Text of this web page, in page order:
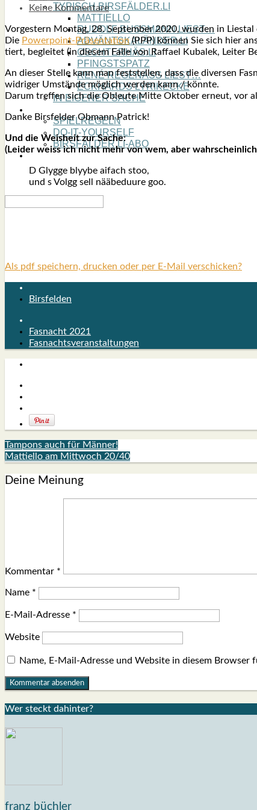
TYPISCH BIRSFÄLDER.LI
MATTIELLO
RUDOLF BUSS­MANN LIEST…
ADVÄNTSKALÄNDER.LI
OSCHTERHÄS.LI
PFINGST­SPATZ
RENÉ REGEN­ASS LIEST…
ECK­HARDS LYRIK­ECKE
IN EIGE­NER SACHE
SPIEL­RE­GELN
DO-IT-YOUR­S­ELF
BIRSFÄLDER.LI-ABO
SHOUT­BOX
Keine Kommentare
Vor­ges­tern Mon­tag, 28. Sep­tem­ber 2020, wur­den in
Die Powerpoint-Präsentation(PPP) kön­nen Sie sich hier
tiert, beglei­tet (in die­sem Fal­le von Raf­fa­el Kuba­lek, Lei­ter
An die­ser Stel­le kann man fest­stel­len, dass die diver­sen
wid­ri­ger Umstän­de mög­lich wer­den kann / könn­te.
Dar­um tref­fen sich die Obleu­te Mit­te Okto­ber erneut, vor
Dan­ke Birs­fel­der Obmann Patrick!
Und die Weis­heit zur Sache:
(Lei­der weiss ich nicht mehr von wem, aber
D Glyg­ge bly­y­be aifach stoo,
und s Volgg sell nää­be­du­ure goo.
Als pdf speichern, drucken oder per E-Mail verschicken?
Birsfelden
Fasnacht 2021
Fasnachtsveranstaltungen
Tampons auch für Männer!
Mattiello am Mittwoch 20/40
Deine Meinung
Kommentar *
Name *
E-Mail-Adresse *
Website
Name, E-Mail-Adresse und Website in diesem Browser
Wer steckt dahin­ter?
franz büchler